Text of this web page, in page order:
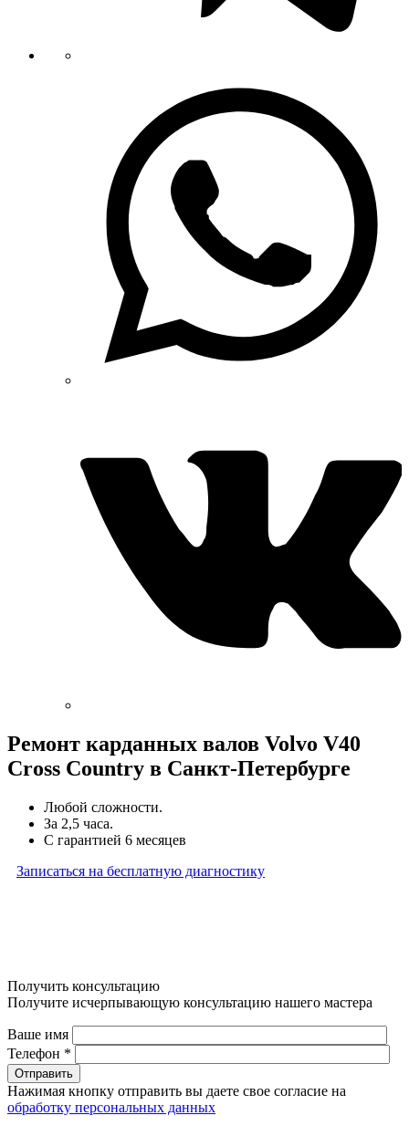
Ремонт карданных валов Volvo V40
Cross Country в Санкт-Петербурге
Любой сложности.
За 2,5 часа.
С гарантией 6 месяцев
Записаться на бесплатную диагностику
Получить консультацию
Получите исчерпывающую консультацию нашего мастера
Ваше имя
Телефон *
Нажимая кнопку отправить вы даете свое согласие на
обработку персональных данных